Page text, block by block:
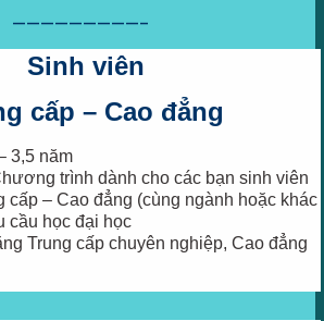
—————————–
Sinh viên
cấp – Cao đẳng
3,5 năm
trình dành cho các bạn sinh viên
cấp – Cao đẳng (cùng ngành hoặc khác
cầu học đại học
Trung cấp chuyên nghiệp, Cao đẳng